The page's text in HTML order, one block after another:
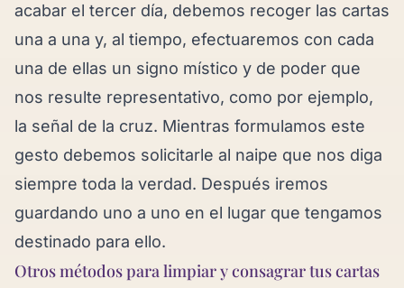
acabar el tercer día, debemos recoger las cartas
una a una y, al tiempo, efectuaremos con cada
una de ellas un signo místico y de poder que
nos resulte representativo, como por ejemplo,
la señal de la cruz. Mientras formulamos este
gesto debemos solicitarle al naipe que nos diga
siempre toda la verdad. Después iremos
guardando uno a uno en el lugar que tengamos
destinado para ello.
Otros métodos para limpiar y consagrar tus cartas